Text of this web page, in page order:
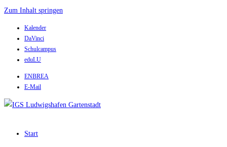
Zum Inhalt springen
Kalender
DaVinci
Schulcampus
eduLU
ENBREA
E-Mail
Start